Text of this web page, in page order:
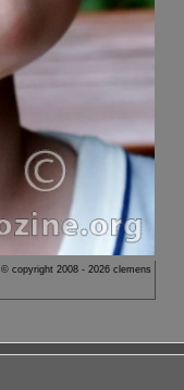
© copyright 2008 - 2026 clemens